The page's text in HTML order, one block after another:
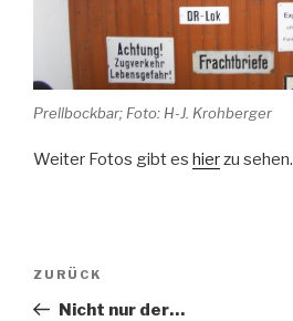
Prellbockbar; Foto: H-J. Krohberger
Weiter Fotos gibt es hierzu sehen.
Beitragsnavigation
Vorheriger
Beitrag
ZURÜCK
Nicht nur der…